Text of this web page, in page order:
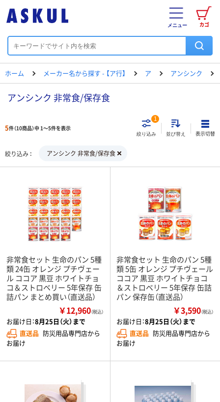
カゴ
メニュー
ホーム メーカー名から探す - 【ア行】 ア アンシンク
アンシンク 非常食/保存食
5件（10商品）中 1～5件を表示
絞り込み
1
並び替え 表示切替
絞り込み アンシンク 非常食/保存食
非常食セット 生命のパン 5種
類 24缶 オレンジ プチヴェー
ル ココア 黒豆 ホワイトチョ
コ＆ストロベリー 5年保存 缶
詰パン まとめ買い（直送品）
￥12,960（税込）
お届け日：8月25日（火）まで
直送品 防災用品専門店から
お届け
非常食セット 生命のパン 5種
類 5缶 オレンジ プチヴェール
ココア 黒豆 ホワイトチョコ
＆ストロベリー 5年保存 缶詰
パン 保存缶（直送品）
￥3,590（税込）
お届け日：8月25日（火）まで
直送品 防災用品専門店から
お届け